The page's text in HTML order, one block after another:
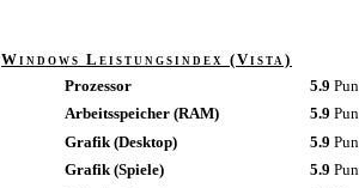
Windows Leistungsindex (Vista)
Prozessor
5.9
Arbeitsspeicher (RAM)
5.9
Grafik (Desktop)
5.9
Grafik (Spiele)
5.9